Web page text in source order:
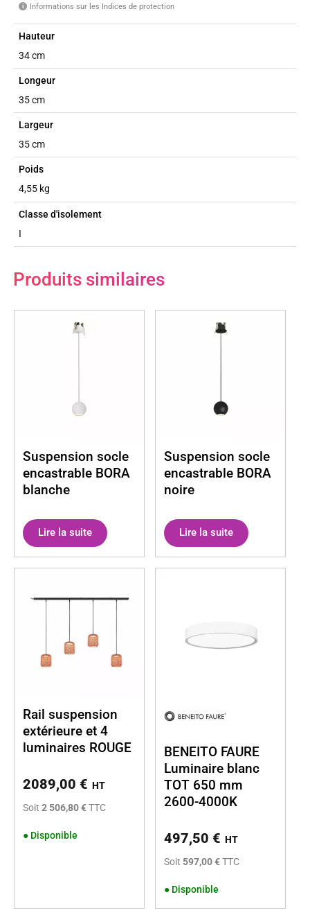
i Informations sur les Indices de protection
Hauteur
34 cm
Longeur
35 cm
Largeur
35 cm
Poids
4,55 kg
Classe d'isolement
I
Produits similaires
Suspension socle
encastrable BORA
blanche
Lire la suite
Suspension socle
encastrable BORA
noire
Lire la suite
Rail suspension
extérieure et 4
luminaires ROUGE
2089,00 € HT
Soit 2 506,80 €TTC
● Disponible
BENEITO FAURE
Luminaire blanc
TOT 650 mm
2600-4000K
497,50 € HT
Soit 597,00 €TTC
● Disponible